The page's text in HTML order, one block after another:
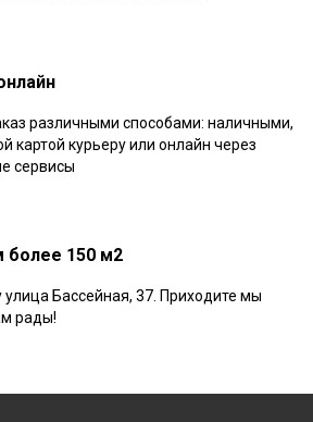
различными способами: наличными,
картой курьеру или онлайн через
сервисы
более 150 м2
улица Бассейная, 37. Приходите мы
рады!